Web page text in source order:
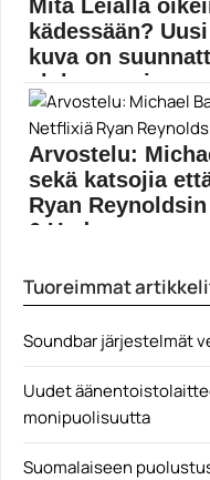
Apple TV
Mitä Leialla
kädessään?
kuva on
elokuvasarjan
Uusi kirja esittelee
universumin kaikki...
Carrie Fisher
Arvostelu:
sekä katsojia
Ryan
6 Undergro...
6 Underground
Tuoreimmat
Soundbar järjestelmät
Uudet
monipuolisuutta
Suomalaiseen